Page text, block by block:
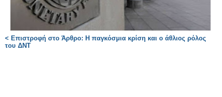
< Επιστροφή στο Άρθρο: Η παγκόσμια κρίση και ο άθλιος ρόλος
του ΔΝΤ